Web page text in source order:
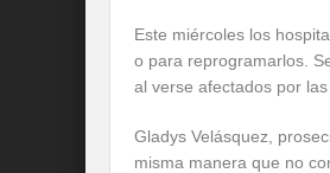
Este miércoles los
o para reprogramarlos.
al verse afectados por
Gladys Velásquez,
misma manera que no